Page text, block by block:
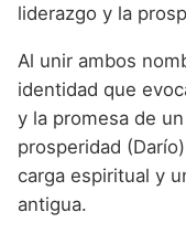
liderazgo y la
Al unir ambos
identidad que
y la promesa de
prosperidad
carga espiritual y
antigua.